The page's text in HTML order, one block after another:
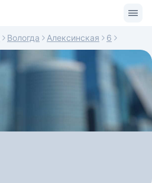
Вологда Алексинская 6